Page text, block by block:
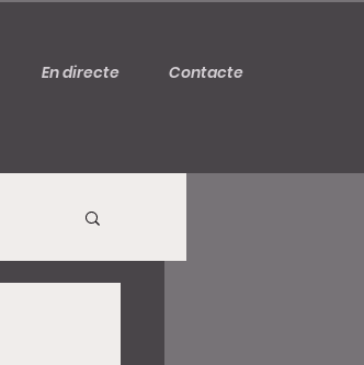
En directe Contacte